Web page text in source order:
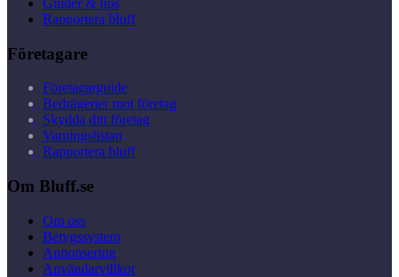
Guider & tips
Rapportera bluff
Företagare
Företagarguide
Bedrägerier mot företag
Skydda ditt företag
Varningslistan
Rapportera bluff
Om Bluff.se
Om oss
Betygssystem
Annonsering
Användarvillkor